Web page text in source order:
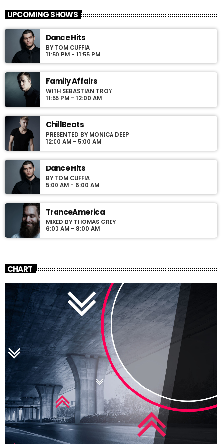
For every Show page the timetable is auomatically generated
from the schedule, and you can set automatic carousels of
Podcasts, Articles and Charts by simply choosing a category.
Curabitur id lacus felis. Sed justo mauris, auctor eget tellus nec,
justo. Aliquam semper faucibus odio id varius. Suspendisse
varius laoreet sodales.
UPCOMING SHOWS
Dance Hits
BY TOM CUFFIA
11:50 PM - 11:55 PM
Family Affairs
WITH SEBASTIAN TROY
11:55 PM - 12:00 AM
ChillBeats
PRESENTED BY MONICA DEEP
12:00 AM - 5:00 AM
Dance Hits
BY TOM CUFFIA
5:00 AM - 6:00 AM
TranceAmerica
MIXED BY THOMAS GREY
6:00 AM - 8:00 AM
CHART